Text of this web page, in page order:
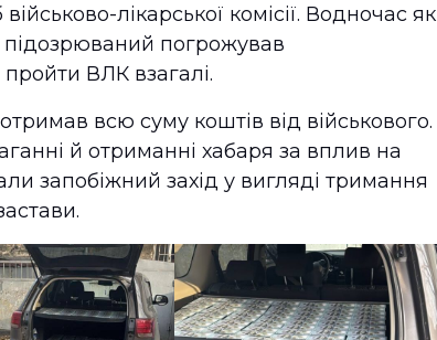
лікарської комісії. Водночас як
підозрюваний погрожував
ВЛК взагалі.
всю суму коштів від військового.
й отриманні хабаря за вплив на
запобіжний захід у вигляді тримання